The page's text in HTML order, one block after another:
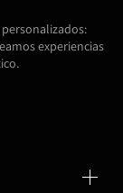
experiencias